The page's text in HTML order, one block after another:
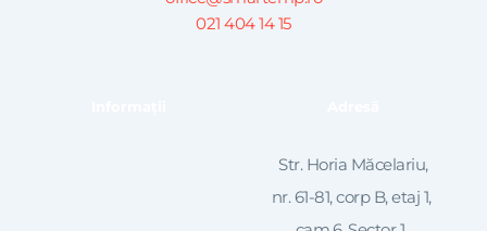
021 404 14 15
Str. Horia Măcelariu,
nr. 61-81, corp B, etaj 1,